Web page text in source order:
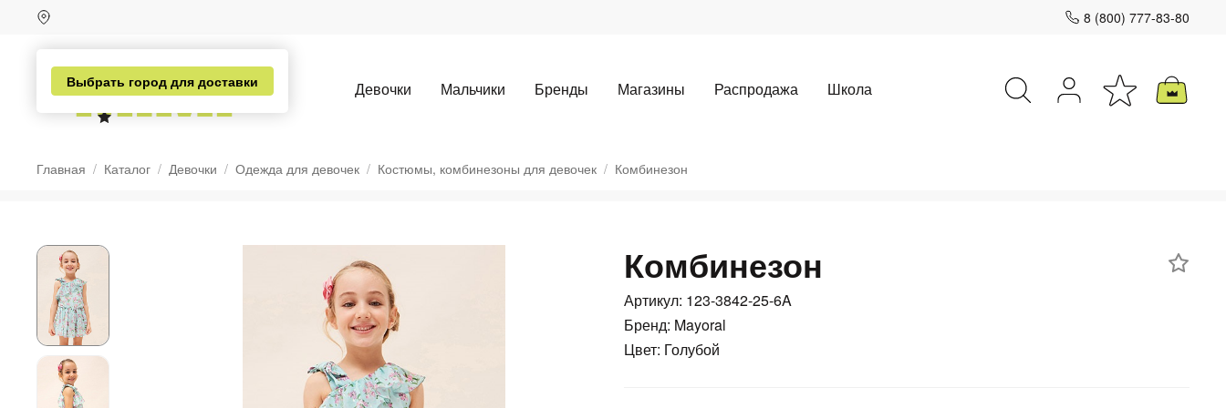
Выбрать город для доставки
8 (800) 777-83-80
Девочки Мальчики Бренды Магазины Распродажа Школа
Главная Каталог Девочки Одежда для девочек Костюмы, комбинезоны для девочек Комбинезон
Комбинезон
Артикул: 123-3842-25-6A
Бренд: Mayoral
Цвет: Голубой
Разбейте
без переплат